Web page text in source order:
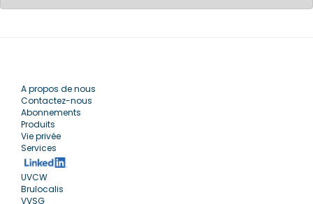
A propos de nous
Contactez-nous
Abonnements
Produits
Vie privée
Services
UVCW
Brulocalis
VVSG